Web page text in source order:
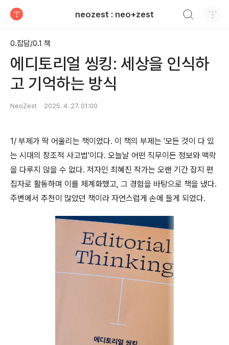
neozest : neo+zest
0.잡담/0.1 책
에디토리얼 씽킹: 세상을 인식하
고 기억하는 방식
NeoZest 2025. 4. 27. 01:00
1/ 부제가 딱 어울리는 책이었다. 이 책의 부제는 '모든 것이 다 있
는 시대의 창조적 사고법'이다. 오늘날 어떤 직무이든 정보와 맥락
을 다루지 않을 수 없다. 저자인 최혜진 작가는 오랜 기간 잡지 편
집자로 활동하며 이를 체계화했고, 그 경험을 바탕으로 책을 냈다.
주변에서 추천이 많았던 책이라 자연스럽게 손에 들게 되었다.